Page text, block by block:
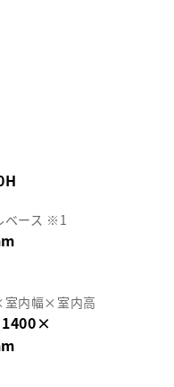
ベース ※1
室内幅× 室内高
1400×